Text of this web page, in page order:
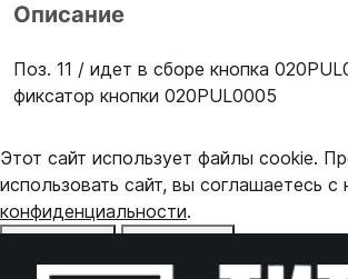
Описание
Поз. 11 / идет в сборе кнопка
фиксатор кнопки 020PUL0005
Этот сайт использует файлы cookie.
использовать сайт, вы соглашаетесь с
конфиденциальности.